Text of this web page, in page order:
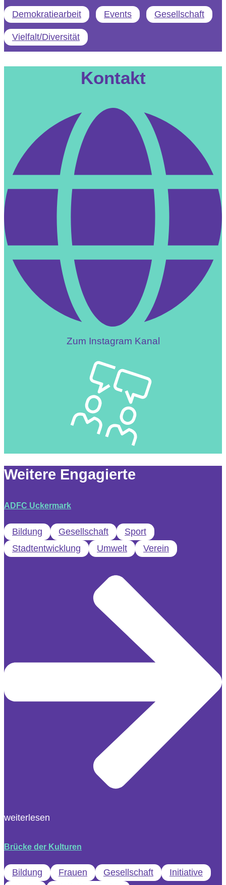
Demokratiearbeit Events Gesellschaft
Vielfalt/Diversität
Kontakt
Zum Instagram Kanal
Weitere Engagierte
ADFC Uckermark
Bildung Gesellschaft
Sport
Stadtentwicklung
Umwelt Verein
weiterlesen
Brücke der Kulturen
Bildung Frauen Gesellschaft
Initiative